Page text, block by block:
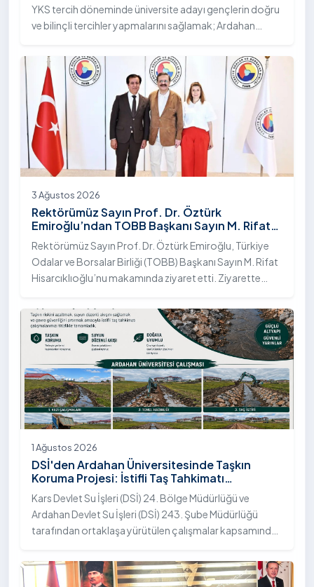
YKS tercih döneminde üniversite adayı gençlerin doğru
ve bilinçli tercihler yapmalarını sağlamak; Ardahan
çeşitliliğini ve nitelikli imkânlarını aktarmak üzere Ülke TV
ekranlarında yayımlanan "Genç Vizyon" programına
canlı yayın konuğu olarak katıldı.
3 Ağustos 2026
Rektörümüz Sayın Prof. Dr. Öztürk
Emiroğlu’ndan TOBB Başkanı Sayın M. Rifat
Hisarcıklıoğlu’na Ziyaret
Rektörümüz Sayın Prof. Dr. Öztürk Emiroğlu, Türkiye
Odalar ve Borsalar Birliği (TOBB) Başkanı Sayın M. Rifat
Hisarcıklıoğlu’nu makamında ziyaret etti. Ziyarette
Emiroğlu Hanımefendi eşlik etti.
1 Ağustos 2026
DSİ'den Ardahan Üniversitesinde Taşkın
Koruma Projesi: İstifli Taş Tahkimatı
Çalışmaları Tamamlandı
Kars Devlet Su İşleri (DSİ) 24. Bölge Müdürlüğü ve
Ardahan Devlet Su İşleri (DSİ) 243. Şube Müdürlüğü
tarafından ortaklaşa yürütülen çalışmalar kapsamında,
"İstifli Taş Tahkimatı" projesi titizlikle tamamlandı.